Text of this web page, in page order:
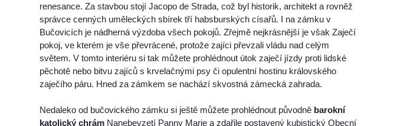
renesance. Za stavbou stojí Jacopo de Strada, což byl historik, architekt a rovněž
správce cenných uměleckých sbírek tří habsburských císařů. I na zámku v
Bučovicích je nádherná výzdoba všech pokojů. Zřejmě nejkrásnější je však Zaječí
pokoj, ve kterém je vše převrácené, protože zajíci převzali vládu nad celým
světem. V tomto interiéru si tak můžete prohlédnout útok zaječí jízdy proti lidské
pěchotě nebo bitvu zajíců s krvelačnými psy či opulentní hostinu královského
zaječího páru. Hned za zámkem se nachází skvostná zámecká zahrada.
Nedaleko od bučovického zámku si ještě můžete prohlédnout původně barokní
katolický chrám Nanebevzetí Panny Marie a zdařile postavený kubistický Obecní